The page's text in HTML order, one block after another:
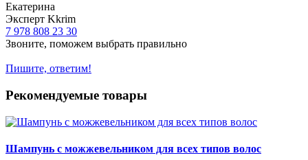
Екатерина
Эксперт Kkrim
7 978 808 23 30
Звоните, поможем выбрать правильно
Пишите, ответим!
Рекомендуемые товары
Шампунь с можжевельником для всех типов волос